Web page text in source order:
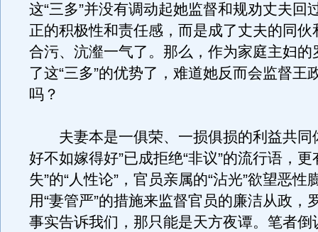
这“三多”并没有调动起她监督和规劝丈夫回
正的积极性和责任感，而是成了丈夫的同伙
合污、沆瀣一气了。那么，作为家庭主妇的
了这“三多”的优势了，难道她反而会监督王
吗？
夫妻本是一俱荣、一损俱损的利益共同
好不如嫁得好”已成拒绝“非议”的流行语，更
失”的“人性论”，官员亲属的“沾光”欲望恶性
用“妻管严”的措施来监督官员的廉洁从政，
事实告诉我们，那只能是天方夜谭。笔者倒